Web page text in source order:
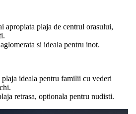
apropiata plaja de centrul orasului,
si ideala pentru inot.
plaja ideala pentru familii cu vederi
retrasa, optionala pentru nudisti.